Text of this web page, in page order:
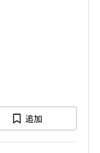
追加